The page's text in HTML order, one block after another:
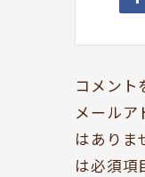
コメント
メールア
はありま
は必須項